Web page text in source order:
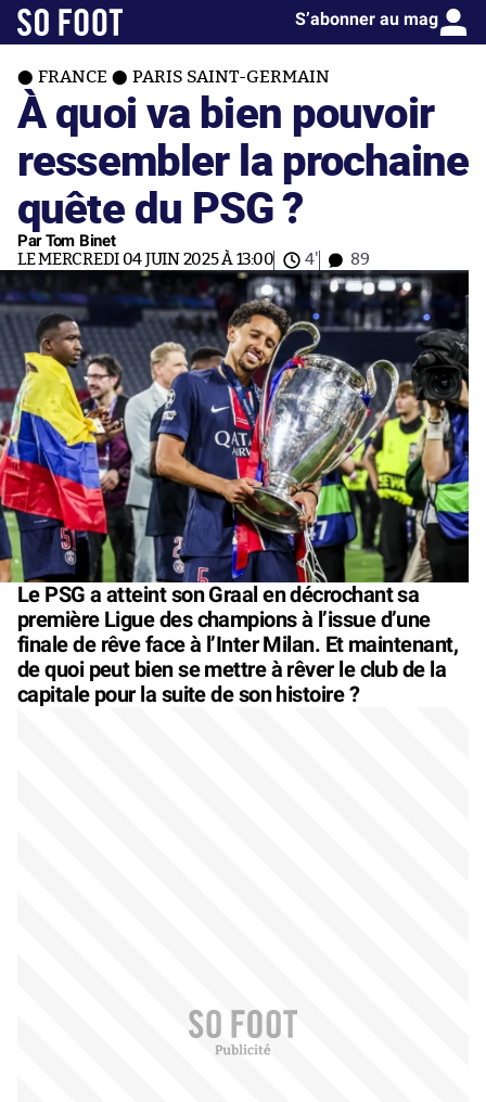
S’abonner au mag
FRANCE PARIS SAINT-GERMAIN
À quoi va bien pouvoir
ressembler la prochaine
quête du PSG ?
Par Tom Binet
LE MERCREDI 04 JUIN 2025 À 13:00 4' 89
Le PSG a atteint son Graal en décrochant sa
première Ligue des champions à l’issue d’une
finale de rêve face à l’Inter Milan. Et maintenant,
de quoi peut bien se mettre à rêver le club de la
capitale pour la suite de son histoire ?